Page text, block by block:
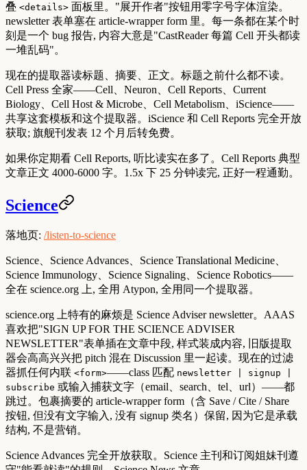
叠 <details> 面板里。"展开作者"按钮用零字号字体渲染。
newsletter 表单塞在 article-wrapper form 里。每一条都在某个时
刻是一个 bug 报告, 内容大意是"CastReader 每篇 Cell 开头都读
一堆乱码"。
现在的提取器读标题、摘要、正文。 标题之前什么都不读。
Cell Press 全家——Cell、Neuron、Cell Reports、Current
Biology、Cell Host & Microbe、Cell Metabolism、iScience——
共享这套模板和这个提取器。iScience 和 Cell Reports 完全开放
获取; 旗舰刊发表 12 个月后转免费。
如果你定期看 Cell Reports, 听比读实在多了。Cell Reports 典型
文章正文 4000-6000 字。1.5x 下 25 分钟读完, 正好一程通勤。
Science
落地页: /listen-to-science
Science、Science Advances、Science Translational Medicine、
Science Immunology、Science Signaling、Science Robotics——
全在 science.org 上, 全用 Atypon, 全用同一个提取器。
science.org 上特有的麻烦是 Science Adviser newsletter。AAAS
喜欢把"SIGN UP FOR THE SCIENCE ADVISER
NEWSLETTER"表单插在文章中段, 样式装成内容, 旧版提取
器会高高兴兴把 pitch 混在 Discussion 里一起读。现在的过滤
器抓任何内联 <form>——class 匹配 newsletter | signup |
subscribe 或输入捕获文字（email、search、tel、url）——都
跳过。包裹摘要的 article-wrapper form（含 Save / Cite / Share
按钮, 但没有文字输入, 没有 signup 类名）保留, 因为它是承载
结构, 不是营销。
Science Advances 完全开放获取。Science 主刊和订阅姐妹刊遵